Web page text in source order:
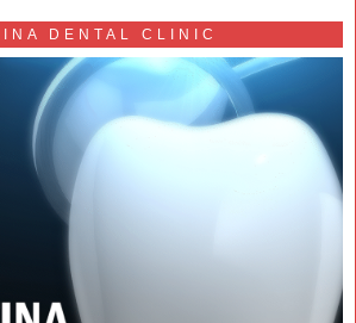
DENTAL CLINIC